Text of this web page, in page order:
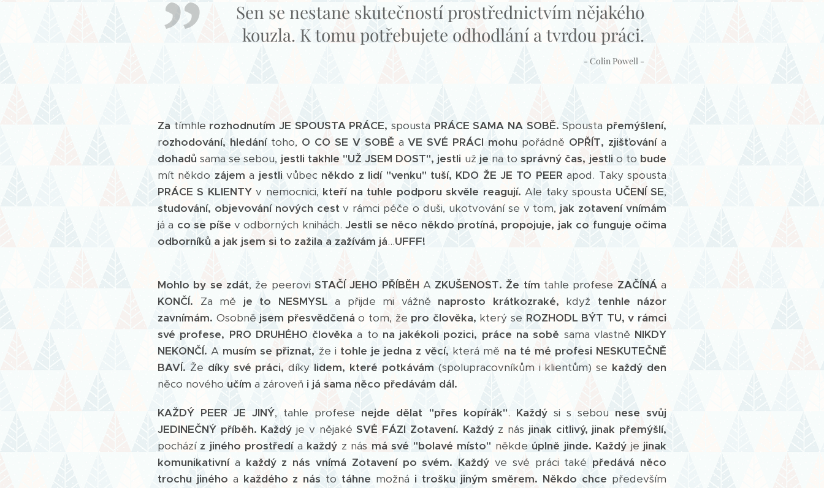
Sen se nestane skutečností prostřednictvím nějakého
kouzla. K tomu potřebujete odhodlání a tvrdou práci.
- Colin Powell -
Za tímhle rozhodnutím JE SPOUSTA PRÁCE, spousta PRÁCE SAMA NA SOBĚ. Spousta přemýšlení,
rozhodování, hledánítoho, O CO SE V SOBĚ aVE SVÉ PRÁCI mohu pořádně OPŘÍT, zjišťování a
dohadů sama se sebou, jestli takhle "UŽ JSEM DOST", jestli užje na tosprávný čas, jestlio tobude
mít někdo zájem a jestlivůbec někdo z lidí "venku" tuší, KDO ŽE JE TO PEER apod. Taky spousta
PRÁCE S KLIENTYv nemocnici, kteří na tuhle podporu skvěle reagují. Ale taky spousta UČENÍ SE,
studování, objevování nových cestv rámci péče o duši, ukotvování se v tom, jak zotavení vnímám
já a co se píše v odborných knihách.Jestli se něco někdo protíná, propojuje, jak co funguje očima
odborníků a jak jsem si to zažila a zažívám já...UFFF!
Mohlo by se zdát, že peerovi STAČÍ JEHO PŘÍBĚH A ZKUŠENOST. Že tím tahle profese ZAČÍNÁa
KONČÍ. Za mě je to NESMYSL a přijde mi vážně naprosto krátkozraké, když tenhle názor
zavnímám. Osobně jsem přesvědčená o tom, že pro člověka, který se ROZHODL BÝT TU, v rámci
své profese, PRO DRUHÉHO člověka a to na jakékoli pozici, práce na sobě sama vlastně NIKDY
NEKONČÍ. A musím se přiznat, že i tohle je jedna z věcí, která mě na té mé profesi NESKUTEČNĚ
BAVÍ. Že díky své práci,díky lidem, které potkávám (spolupracovníkům i klientům) se každý den
něco nového učím a zároveň i já sama něco předávám dál.
KAŽDÝ PEER JE JINÝ, tahle profese nejde dělat "přes kopírák". Každýsi s sebounese svůj
JEDINEČNÝ příběh. Každý je v nějakéSVÉ FÁZI Zotavení. Každýz nás jinak citlivý, jinak přemýšlí,
pochází z jiného prostředía každý z nás má své "bolavé místo" někde úplně jinde. Každý je jinak
komunikativnía každý z nás vnímá Zotavení po svém. Každýve své práci také předává něco
trochu jiného a každého z nás to táhne možná i trošku jiným směrem. Někdo chce především